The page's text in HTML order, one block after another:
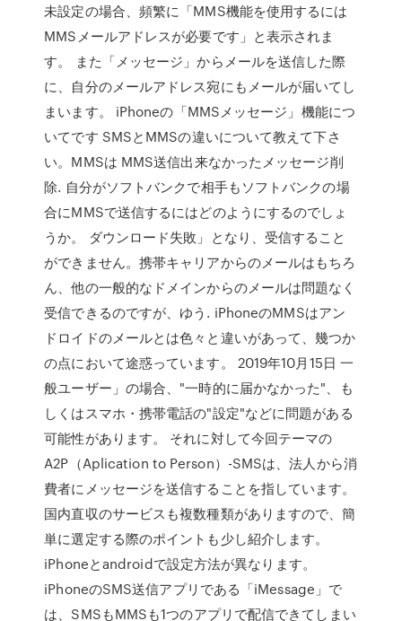
未設定の場合、頻繁に「MMS機能を使用するには
MMSメールアドレスが必要です」と表示されま
す。 また「メッセージ」からメールを送信した際
に、自分のメールアドレス宛にもメールが届いてし
まいます。 iPhoneの「MMSメッセージ」機能につ
いてです SMSとMMSの違いについて教えて下さ
い。MMSは MMS送信出来なかったメッセージ削
除. 自分がソフトバンクで相手もソフトバンクの場
合にMMSで送信するにはどのようにするのでしょ
うか。 ダウンロード失敗」となり、受信すること
ができません。携帯キャリアからのメールはもちろ
ん、他の一般的なドメインからのメールは問題なく
受信できるのですが、ゆう. iPhoneのMMSはアン
ドロイドのメールとは色々と違いがあって、幾つか
の点において途惑っています。 2019年10月15日 一
般ユーザー」の場合、"一時的に届かなかった"、も
しくはスマホ・携帯電話の"設定"などに問題がある
可能性があります。 それに対して今回テーマの
A2P（Aplication to Person）-SMSは、法人から消
費者にメッセージを送信することを指しています。
国内直収のサービスも複数種類がありますので、簡
単に選定する際のポイントも少し紹介します。
iPhoneとandroidで設定方法が異なります。
iPhoneのSMS送信アプリである「iMessage」で
は、SMSもMMSも1つのアプリで配信できてしまい